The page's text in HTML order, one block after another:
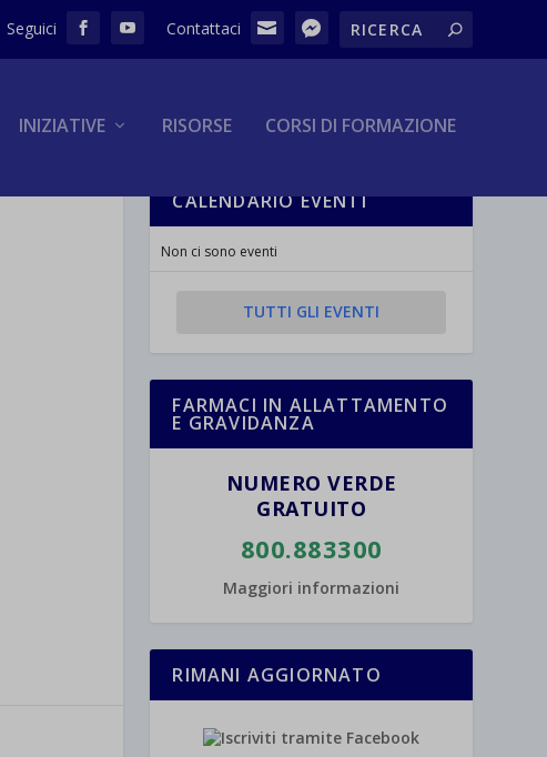
INIZIATIVE RISORSE CORSI DI FORMAZIONE
CALENDARIO EVENTI
Non ci sono eventi
TUTTI GLI EVENTI
FARMACI IN ALLATTAMENTO
E GRAVIDANZA
NUMERO VERDE
GRATUITO
800.883300
Maggiori informazioni
RIMANI AGGIORNATO